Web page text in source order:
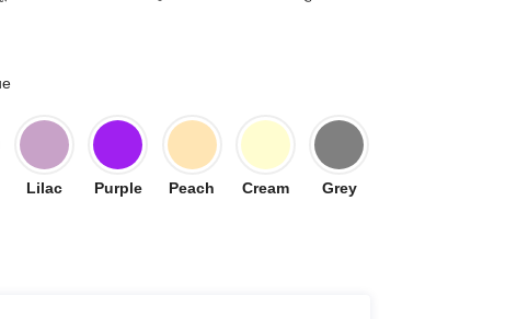
Lilac Purple Peach Cream Grey